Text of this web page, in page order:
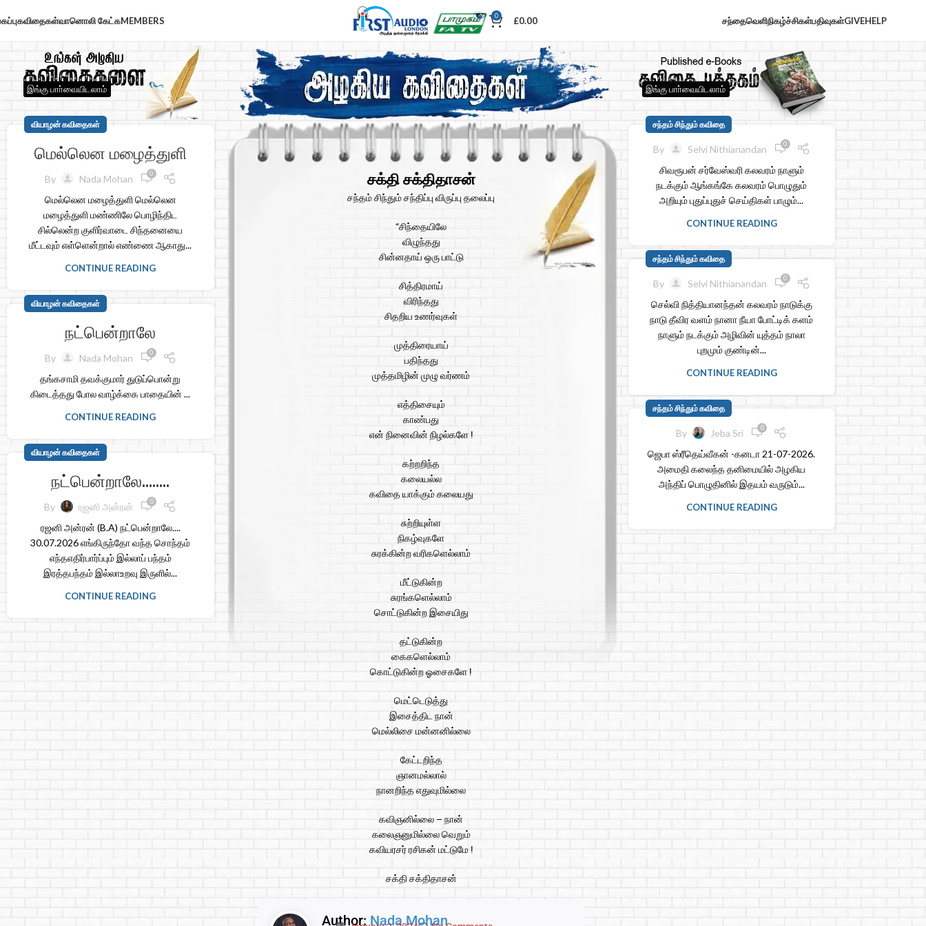
கவிதைகள்வானொலி கேட்கMEMBERS 0 £0.00 சந்தைவெளிநிகழ்ச்சிகள்பதிவுகள்GIVEHELP
இங்கு பாா்வையிடலாம் இங்கு பாா்வையிடலாம்
வியாழன் கவிதைகள்
மெல்லென மழைத்துளி
By Nada Mohan 0
மெல்லென மழைத்துளி மெல்லென
மழைத்துளி மண்ணிலே பொழிந்திட
சில்லென்ற குளிர்வாடை சிந்தனையை
மீட்டவும் எள்ளென்றால் எண்ணை ஆகாது...
CONTINUE READING
வியாழன் கவிதைகள்
நட்பென்றாலே
By Nada Mohan 0
தங்கசாமி தவக்குமார் துடுப்பொன்று
கிடைத்தது போல வாழ்க்கை பாதையின் ...
CONTINUE READING
வியாழன் கவிதைகள்
நட்பென்றாலே……..
By ரஜனி அன்ரன் 0
ரஜனி அன்ரன் (B.A) நட்பென்றாலே....
30.07.2026 எங்கிருந்தோ வந்த சொந்தம்
எந்தஎதிர்பார்ப்பும் இல்லாப் பந்தம்
இரத்தபந்தம் இல்லாஉறவு இருளில்...
CONTINUE READING
சக்தி சக்திதாசன்
சந்தம் சிந்தும் சந்திப்பு விருப்பு தலைப்பு
“சிந்தையிலே
விழுந்தது
சின்னதாய் ஒரு பாட்டு
சித்திரமாய்
விரிந்தது
சிதறிய உணர்வுகள்
முத்திரையாய்
பதிந்தது
முத்தமிழின் முழு வர்ணம்
எத்திசையும்
காண்பது
என் நினைவின் நிழல்களே !
கற்றறிந்த
கலையல்ல
கவிதை யாக்கும் கலையது
சுற்றியுள்ள
நிகழ்வுகளே
சுரக்கின்ற வரிகளெல்லாம்
மீட்டுகின்ற
சுரங்களெல்லாம்
சொட்டுகின்ற இசையிது
தட்டுகின்ற
கைகளெல்லாம்
கொட்டுகின்ற ஓசைகளே !
மெட்டெடுத்து
இசைத்திட நான்
மெல்லிசை மன்னனில்லை
கேட்டறிந்த
ஞானமல்லால்
நானறிந்த எதுவுமில்லை
கவிஞனில்லை – நான்
கலைஞனுமில்லை வெறும்
கவியரசர் ரசிகன் மட்டுமே !
சக்தி சக்திதாசன்
Author:Nada Mohan
சந்தம் சிந்தும் கவிதை
By Selvi Nithianandan 0
சிவரூபன் சர்வேஸ்வரி கலவரம் நாளும்
நடக்கும் ஆங்கங்கே கலவரம் பொழுதும்
அறியும் புதுப்புதுச் செய்திகள் பாழும்...
CONTINUE READING
சந்தம் சிந்தும் கவிதை
By Selvi Nithianandan 0
செல்வி நித்தியானந்தன் கலவரம் நாடுக்கு
நாடு தீவிர வளம் நானா நீயா போட்டிக் களம்
நாளும் நடக்கும் அழிவின் யுத்தம் நாலா
புறமும் குண்டின்...
CONTINUE READING
சந்தம் சிந்தும் கவிதை
By Jeba Sri 0
ஜெபா ஸ்ரீதெய்வீகன் -கனடா 21-07-2026.
அமைதி கலைந்த தனிமையில் அழகிய
அந்திப் பொழுதினில் இதயம் வருடும்...
CONTINUE READING